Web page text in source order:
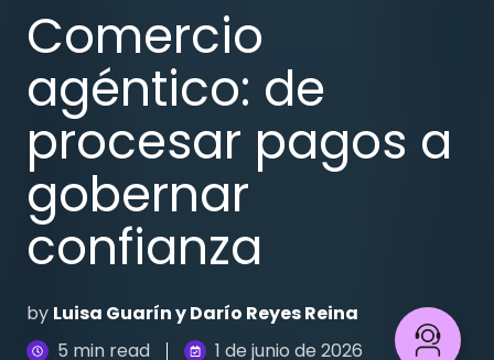
Comercio
agéntico: de
procesar pagos a
gobernar
confianza
by Luisa Guarín y Darío Reyes Reina
5 min read
1 de junio de 2026